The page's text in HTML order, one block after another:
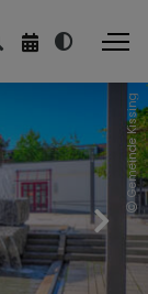
Gemeinde Kissing